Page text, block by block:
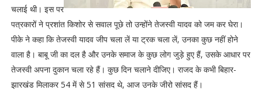
चलाई थी। इस पर
पत्रकारों ने प्रशांत किशोर से सवाल पूछे तो उन्होंने तेजस्वी यादव को जम कर घेरा।
पीके ने कहा कि तेजस्वी यादव जीप चला लें या ट्रक चला लें, उनका कुछ नहीं होने
वाला है। बाबू जी का दल है और उनके समाज के कुछ लोग जुड़े हुए हैं, उसके आधार पर
तेजस्वी अपना दुकान चला रहे हैं। कुछ दिन चलाने दीजिए। राजद के कभी बिहार-
झारखंड मिलाकर 54 में से 51 सांसद थे, आज उनके जीरो सांसद हैं।